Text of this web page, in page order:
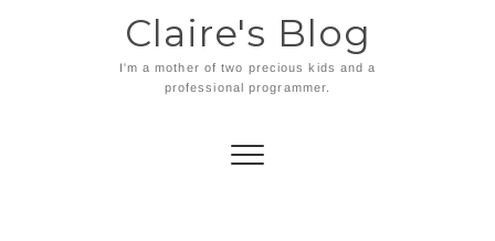
Claire's Blog
I'm a mother of two precious kids and a
professional programmer.